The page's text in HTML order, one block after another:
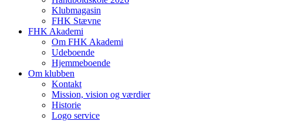
Klubmagasin
FHK Stævne
FHK Akademi
Om FHK Akademi
Udeboende
Hjemmeboende
Om klubben
Kontakt
Mission, vision og værdier
Historie
Logo service